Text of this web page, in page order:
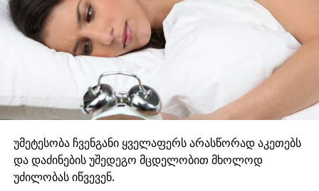
უმეტესობა ჩვენგანი ყველაფერს არასწორად აკეთებს
და დაძინების უშედეგო მცდელობით მხოლოდ
უძილობას იწვევენ.